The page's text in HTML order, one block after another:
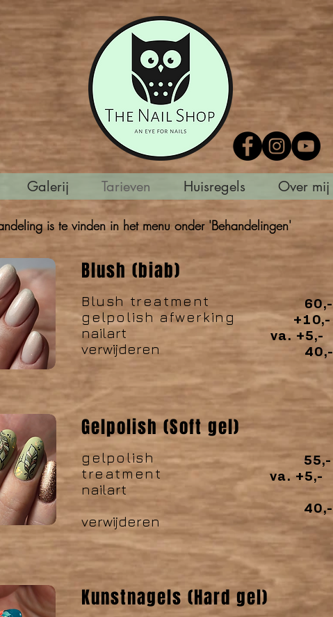
is te vinden in het menu onder 'Behandelingen'
Blush (biab)
Blush treatment
gelpolish afwerking
nailart
verwijderen
60,-
+10,-
va. +5,-
40,-
Gelpolish (Soft gel)
gelpolish
treatment
nailart
verwijderen
55,-
va. +5,-
40,-
Kunstnagels (Hard gel)
Galerij Tarieven Huisregels Over mij